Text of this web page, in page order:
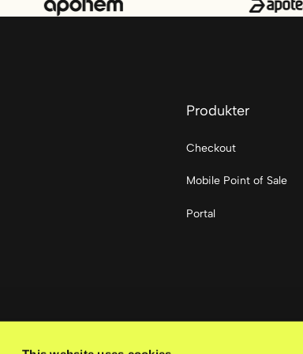
Produkter
Checkout
Mobile Point of Sale
Portal